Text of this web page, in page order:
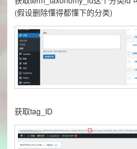
(假设删除懂得都懂下的分类)
获取tag_ID